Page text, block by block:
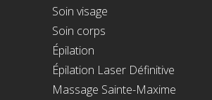
Soin visage
Soin corps
Épilation
Épilation Laser Définitive
Massage Sainte-Maxime